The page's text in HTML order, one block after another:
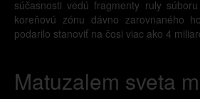
súčasnosti vedú fragmenty ruly
koreňovú zónu dávno zarovnaného
podarilo stanoviť na čosi viac ako 4
Matuzalem sveta